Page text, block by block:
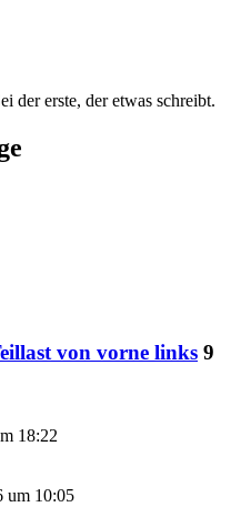
der erste, der etwas schreibt.
von vorne links 9
18:22
um 10:05